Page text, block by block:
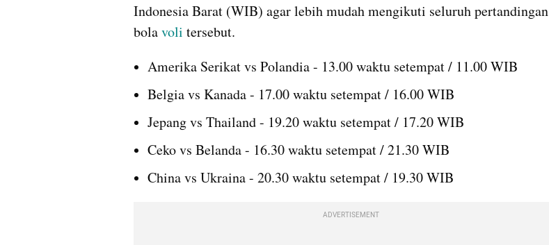
Indonesia Barat (WIB) agar lebih mudah mengikuti seluruh pertandingan
bola voli tersebut.
Amerika Serikat vs Polandia - 13.00 waktu setempat / 11.00 WIB
Belgia vs Kanada - 17.00 waktu setempat / 16.00 WIB
Jepang vs Thailand - 19.20 waktu setempat / 17.20 WIB
Ceko vs Belanda - 16.30 waktu setempat / 21.30 WIB
China vs Ukraina - 20.30 waktu setempat / 19.30 WIB
ADVERTISEMENT